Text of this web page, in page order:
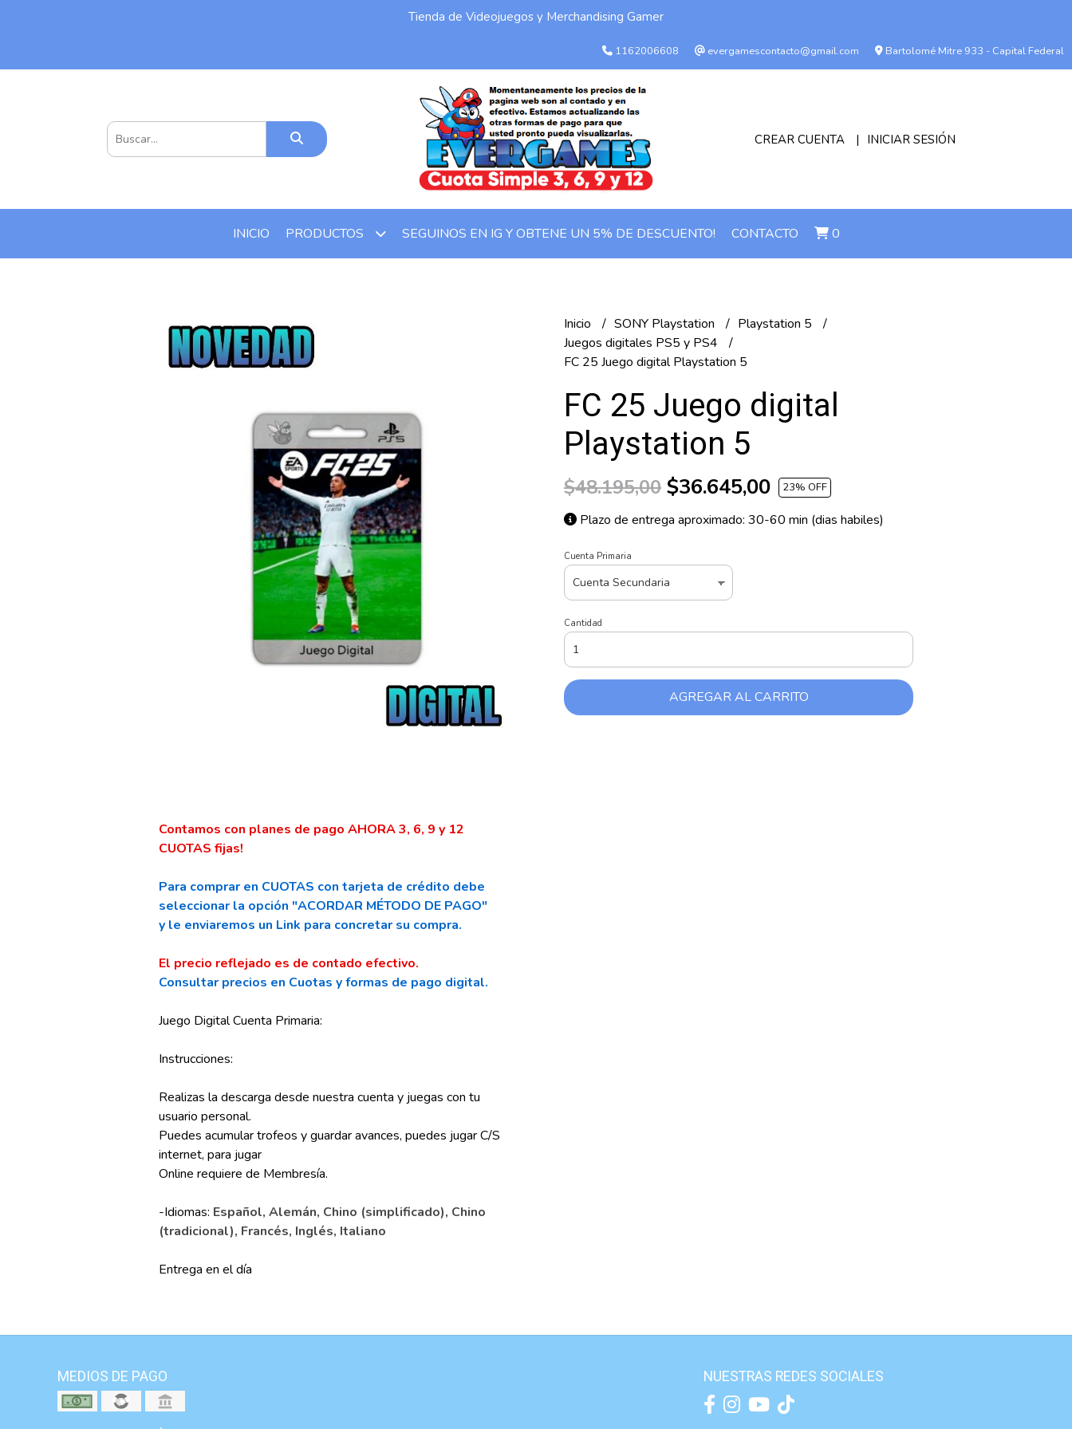
Tienda de Videojuegos y Merchandising Gamer
1162006608 evergamescontacto@gmail.com Bartolomé Mitre 933 - Capital Federal
CREAR CUENTA INICIAR SESIÓN
INICIO PRODUCTOS SEGUINOS EN IG Y OBTENE UN 5% DE DESCUENTO! CONTACTO 0
Contamos con planes de pago AHORA 3, 6, 9 y 12
CUOTAS fijas!
Para comprar en CUOTAS con tarjeta de crédito debe
seleccionar la opción "ACORDAR MÉTODO DE PAGO"
y le enviaremos un Link para concretar su compra.
El precio reflejado es de contado efectivo.
Consultar precios en Cuotas y formas de pago digital.
Juego Digital Cuenta Primaria:
Instrucciones:
Realizas la descarga desde nuestra cuenta y juegas con tu
usuario personal.
Puedes acumular trofeos y guardar avances, puedes jugar C/S
internet, para jugar
Online requiere de Membresía.
-Idiomas: Español, Alemán, Chino (simplificado), Chino
(tradicional), Francés, Inglés, Italiano
Entrega en el día
Inicio SONY Playstation
Playstation 5
Juegos digitales PS5 y PS4
FC 25 Juego digital Playstation 5
FC 25 Juego digital
Playstation 5
$48.195,00 $36.645,00 23% OFF
Plazo de entrega aproximado: 30-60 min (dias habiles)
Cuenta Primaria
Cantidad
AGREGAR AL CARRITO
MEDIOS DE PAGO NUESTRAS REDES SOCIALES